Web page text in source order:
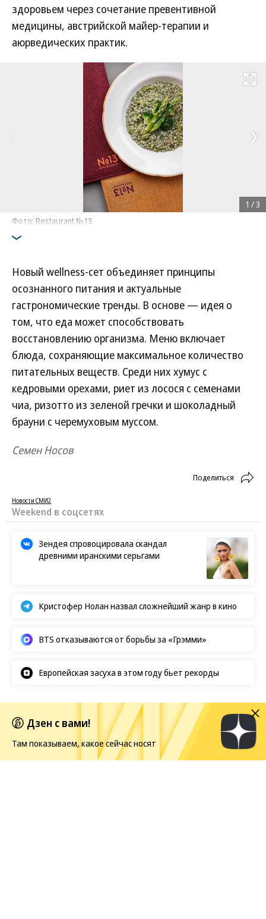
здоровьем через сочетание превентивной
медицины, австрийской майер-терапии и
аюрведических практик.
Развернуть
Фото: Restaurant №13
1 /3
Новый wellness-сет объединяет принципы
осознанного питания и актуальные
гастрономические тренды. В основе — идея о
том, что еда может способствовать
восстановлению организма. Меню включает
блюда, сохраняющие максимальное количество
питательных веществ. Среди них хумус с
кедровыми орехами, риет из лосося с семенами
чиа, ризотто из зеленой гречки и шоколадный
брауни с черемуховым муссом.
Семен Носов
Поделиться
Новости СМИ2
Weekend в соцсетях
Зендея спровоцировала скандал
древними иранскими серьгами
Кристофер Нолан назвал сложнейший жанр в кино
BTS отказываются от борьбы за «Грэмми»
Европейская засуха в этом году бьет рекорды
Показы
07.08.2026, 09:45
183K 1 мин.
Дзен с вами!
Там показываем, какое сейчас носят